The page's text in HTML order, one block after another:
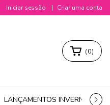
Iniciar sessão | Criar uma conta
(0)
LANÇAMENTOS INVERNO 26